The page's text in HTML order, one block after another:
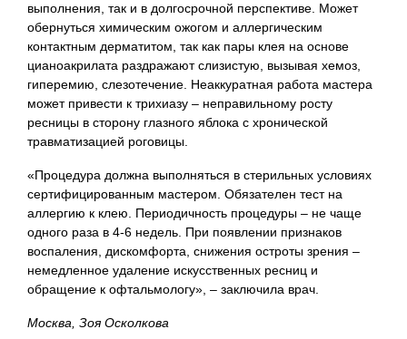
выполнения, так и в долгосрочной перспективе. Может
обернуться химическим ожогом и аллергическим
контактным дерматитом, так как пары клея на основе
цианоакрилата раздражают слизистую, вызывая хемоз,
гиперемию, слезотечение. Неаккуратная работа мастера
может привести к трихиазу – неправильному росту
ресницы в сторону глазного яблока с хронической
травматизацией роговицы.
«Процедура должна выполняться в стерильных условиях
сертифицированным мастером. Обязателен тест на
аллергию к клею. Периодичность процедуры – не чаще
одного раза в 4-6 недель. При появлении признаков
воспаления, дискомфорта, снижения остроты зрения –
немедленное удаление искусственных ресниц и
обращение к офтальмологу», – заключила врач.
Москва, Зоя Осколкова